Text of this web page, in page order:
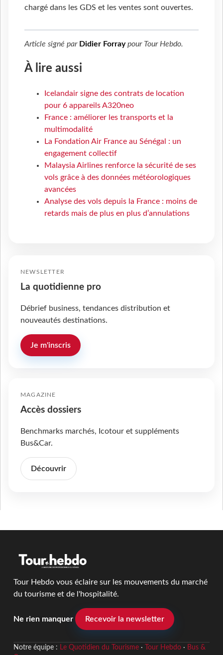
chargé dans les GDS et les ventes sont ouvertes.
Article signé par Didier Forraypour Tour Hebdo.
À lire aussi
Icelandair signe des contrats de location
pour 6 appareils A320neo
France : améliorer les transports et la
multimodalité
La Fondation Air France au Sénégal : un
engagement collectif
Malaysia Airlines renforce la sécurité de ses
vols grâce à des données météorologiques
avancées
Analyse des vols depuis la France : moins de
retards mais de plus en plus d’annulations
NEWSLETTER
La quotidienne pro
Débrief business, tendances distribution et
nouveautés destinations.
Je m'inscris
MAGAZINE
Accès dossiers
Benchmarks marchés, Icotour et suppléments
Bus&Car.
Découvrir
Tour Hebdo vous éclaire sur les mouvements du marché
du tourisme et de l'hospitalité.
Ne rien manquer Recevoir la newsletter
Notre équipe : Le Quotidien du Tourisme· Tour Hebdo· Bus &